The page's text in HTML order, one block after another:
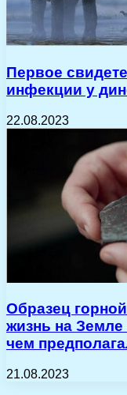
Первое
инфекции у
22.08.2023
Образец
жизнь на
чем
21.08.2023